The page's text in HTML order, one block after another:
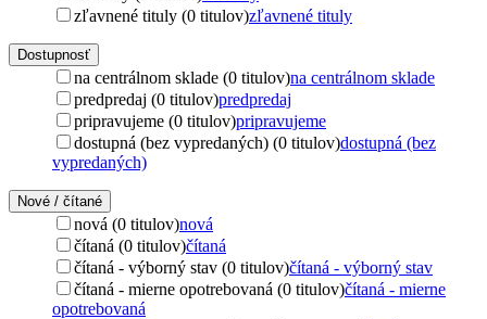
zľavnené tituly (0 titulov)zľavnené tituly
Dostupnosť
na centrálnom sklade (0 titulov)na centrálnom sklade
predpredaj (0 titulov)predpredaj
pripravujeme (0 titulov)pripravujeme
dostupná (bez vypredaných) (0 titulov)dostupná (bez
vypredaných)
Nové / čítané
nová (0 titulov)nová
čítaná (0 titulov)čítaná
čítaná - výborný stav (0 titulov)čítaná - výborný stav
čítaná - mierne opotrebovaná (0 titulov)čítaná - mierne
opotrebovaná